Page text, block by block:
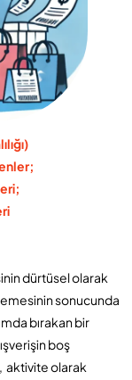
dürtüsel olarak
sonucunda
bırakan bir
boş
aktivite olarak